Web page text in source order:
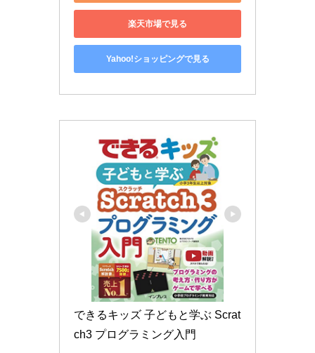
楽天市場で見る
Yahoo!ショッピングで見る
できるキッズ 子どもと学ぶ Scrat
ch3 プログラミング入門